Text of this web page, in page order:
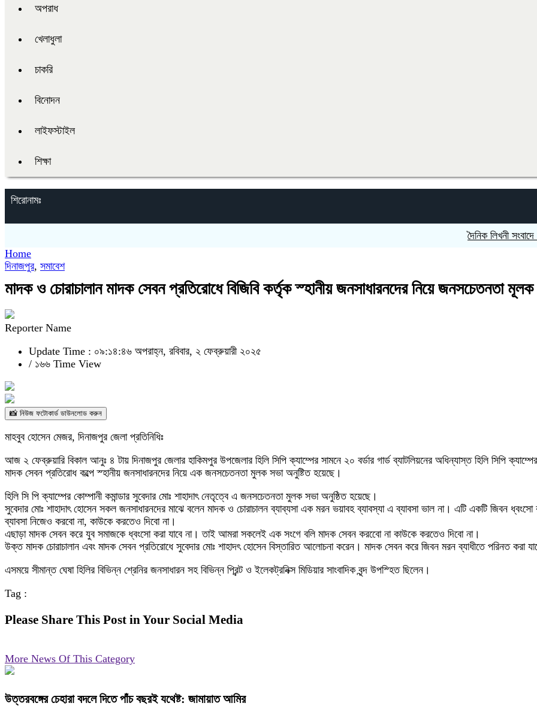
অপরাধ
খেলাধুলা
চাকরি
বিনোদন
লাইফস্টাইল
শিক্ষা
শিরোনামঃ
দৈনিক লিখনী সংবাদে খুলনা
Home
দিনাজপুর, সমাবেশ
মাদক ও চোরাচালান মাদক সেবন প্রতিরোধে বিজিবি কর্তৃক স্হানীয় জনসাধারনদের নিয়ে জনসচেতনতা
Reporter Name
Update Time : ০৯:১৪:৪৬ অপরাহ্ন, রবিবার, ২ ফেব্রুয়ারী ২০২৫
/ ১৬৬ Time View
📸 নিউজ ফটোকার্ড ডাউনলোড করুন
মাহবুব হোসেন মেজর, দিনাজপুর জেলা প্রতিনিধিঃ
আজ ২ ফেব্রুয়ারি বিকাল আনুঃ ৪ টায় দিনাজপুর জেলার হাকিমপুর উপজেলার হিলি সিপি ক্যাম্পের সামনে ২০ বর্ডার গার্ড ব্যাটলিয়নের অধিন্যাস্ত হিলি সিপি ক্যাম্পের
মাদক সেবন প্রতিরোধ কল্পে স্হানীয় জনসাধারনদের নিয়ে এক জনসচেতনতা মুলক সভা অনুষ্টিত হয়েছে।
হিলি সি পি ক্যাম্পের কোম্পানী কমান্ডার সুবেদার মোঃ শাহাদাৎ নেতৃত্বে এ জনসচেতনতা মুলক সভা অনুষ্ঠিত হয়েছে।
সুবেদার মোঃ শাহাদাৎ হোসেন সকল জনসাধারনদের মাঝে বলেন মাদক ও চোরাচালন ব্যাব্যসা এক মরন ভয়াবহ ব্যাবস্যা এ ব্যাবসা ভাল না। এটি একটি জিবন
ব্যাবসা নিজেও করবো না, কাউকে করতেও দিবো না।
এছাড়া মাদক সেবন করে যুব সমাজকে ধ্বংসো করা যাবে না। তাই আমরা সকলেই এক সংগে বলি মাদক সেবন করবেো না কাউকে করতেও দিবো না।
উক্ত মাদক চোরাচালান এবং মাদক সেবন প্রতিরোধে সুবেদার মোঃ শাহাদৎ হোসেন বিস্তারিত আলোচনা করেন। মাদক সেবন করে জিবন মরন ব্যাধীতে পরিনত করা
এসময়ে সীমান্ত ঘেষা হিলির বিভিন্ন শ্রেনির জনসাধারন সহ বিভিন্ন প্রিন্ট ও ইলেকট্রনিক্স মিডিয়ার সাংবাদিক বৃন্দ উপস্হিত ছিলেন।
Tag :
Please Share This Post in Your Social Media
More News Of This Category
উত্তরবঙ্গের চেহারা বদলে দিতে পাঁচ বছরই যথেষ্ট: জামায়াত আমির